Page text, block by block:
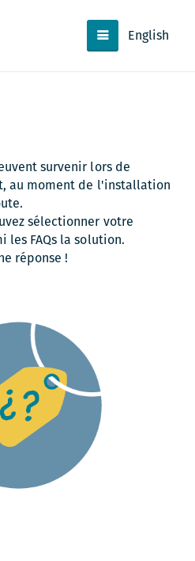
English
survenir lors de
au moment de l'installation
sélectionner votre
FAQs la solution.
réponse !